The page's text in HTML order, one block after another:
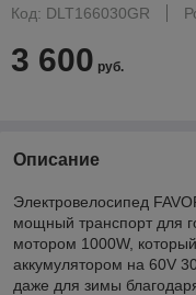
Код: DLT166030GR
3 600 руб.
Описание
Электровелосипед
мощный транспорт для
мотором 1000W,
аккумулятором на 60V
даже для зимы